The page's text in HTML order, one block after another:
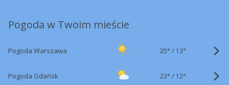
Pogoda w Twoim mieście
Pogoda Warszawa 25° / 13°
Pogoda Gdańsk 23° / 12°